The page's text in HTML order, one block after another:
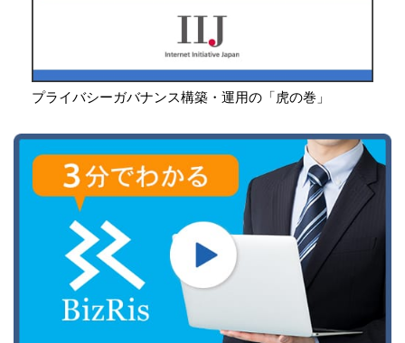
プライバシーガバナンス構築・運用の「虎の巻」